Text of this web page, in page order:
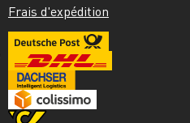
Frais d'expédition